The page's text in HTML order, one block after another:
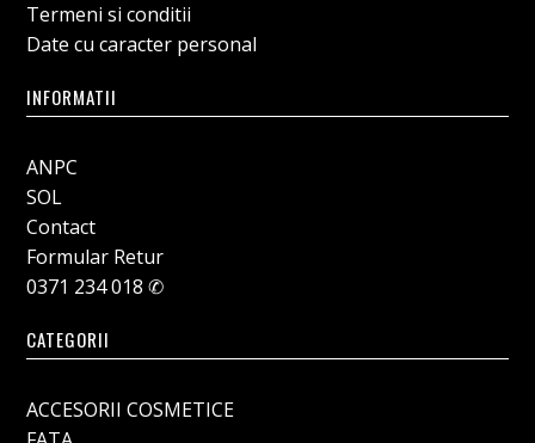
Termeni si conditii
Date cu caracter personal
INFORMATII
ANPC
SOL
Contact
Formular Retur
0371 234 018 ✆
CATEGORII
ACCESORII COSMETICE